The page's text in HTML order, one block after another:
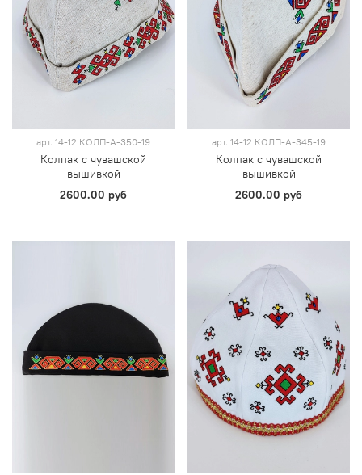
арт. 14-12 КОЛП-А-350-19
Колпак с чувашской
вышивкой
2600.00 руб
арт. 14-12 КОЛП-А-345-19
Колпак с чувашской
вышивкой
2600.00 руб